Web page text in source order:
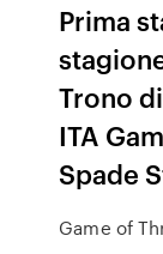
Prima
Trono
ITA
Spade
Game of